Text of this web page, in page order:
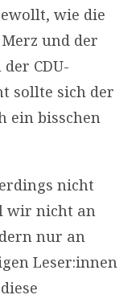
wie die
und der
CDU-
sollte sich der
ein bisschen
nicht
wir nicht an
nur an
Leser:innen